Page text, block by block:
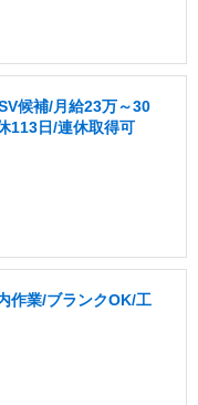
候補/月給23万～30
113日/連休取得可
作業/ブランクOK/工